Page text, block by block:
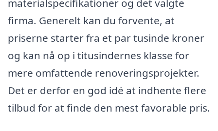
materialspecifikationer og det valgte
firma. Generelt kan du forvente, at
priserne starter fra et par tusinde kroner
og kan nå op i titusindernes klasse for
mere omfattende renoveringsprojekter.
Det er derfor en god idé at indhente flere
tilbud for at finde den mest favorable pris.